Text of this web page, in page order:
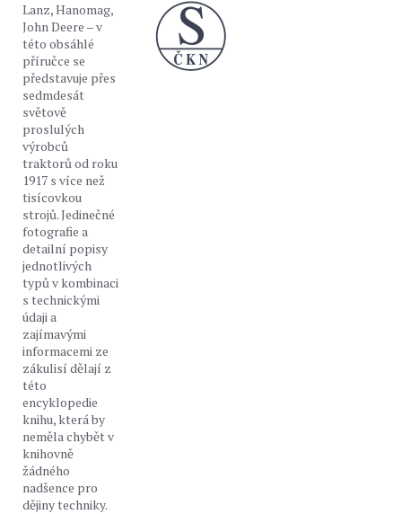
Lanz, Hanomag,
John Deere – v
této obsáhlé
příručce se
představuje přes
sedmdesát
světově
proslulých
výrobců
traktorů od roku
1917 s více než
tisícovkou
strojů. Jedinečné
fotografie a
detailní popisy
jednotlivých
typů v kombinaci
s technickými
údaji a
zajímavými
informacemi ze
zákulisí dělají z
této
encyklopedie
knihu, která by
neměla chybět v
knihovně
žádného
nadšence pro
dějiny techniky.